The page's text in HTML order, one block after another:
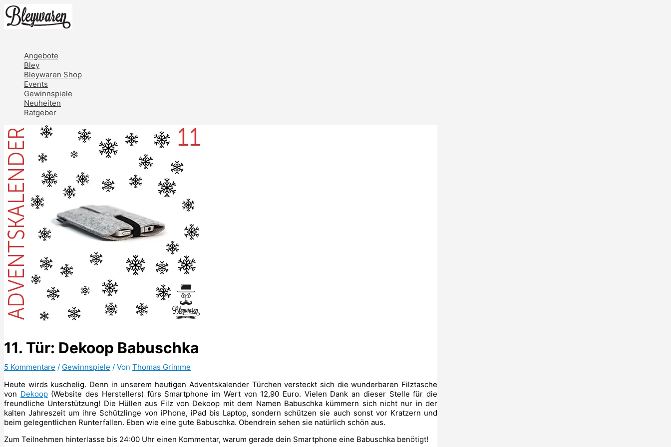
Zum
Inhalt
springen
Angebote
Bley
Bleywaren Shop
Events
Gewinnspiele
Neuheiten
Ratgeber
11. Tür: Dekoop Babuschka
5 Kommentare / Gewinnspiele / Von Thomas Grimme
Heute wirds kuschelig. Denn in unserem heutigen Adventskalender Türchen versteckt sich die wunderbaren Filztasche
von Dekoop(Website des Herstellers) fürs Smartphone im Wert von 12,90 Euro. Vielen Dank an dieser Stelle für die
freundliche Unterstützung! Die Hüllen aus Filz von Dekoop mit dem Namen Babuschka kümmern sich nicht nur in der
kalten Jahreszeit um ihre Schützlinge von iPhone, iPad bis Laptop, sondern schützen sie auch sonst vor Kratzern und
beim gelegentlichen Runterfallen. Eben wie eine gute Babuschka. Obendrein sehen sie natürlich schön aus.
Zum Teilnehmen hinterlasse bis 24:00 Uhr einen Kommentar, warum gerade dein Smartphone eine Babuschka benötigt!